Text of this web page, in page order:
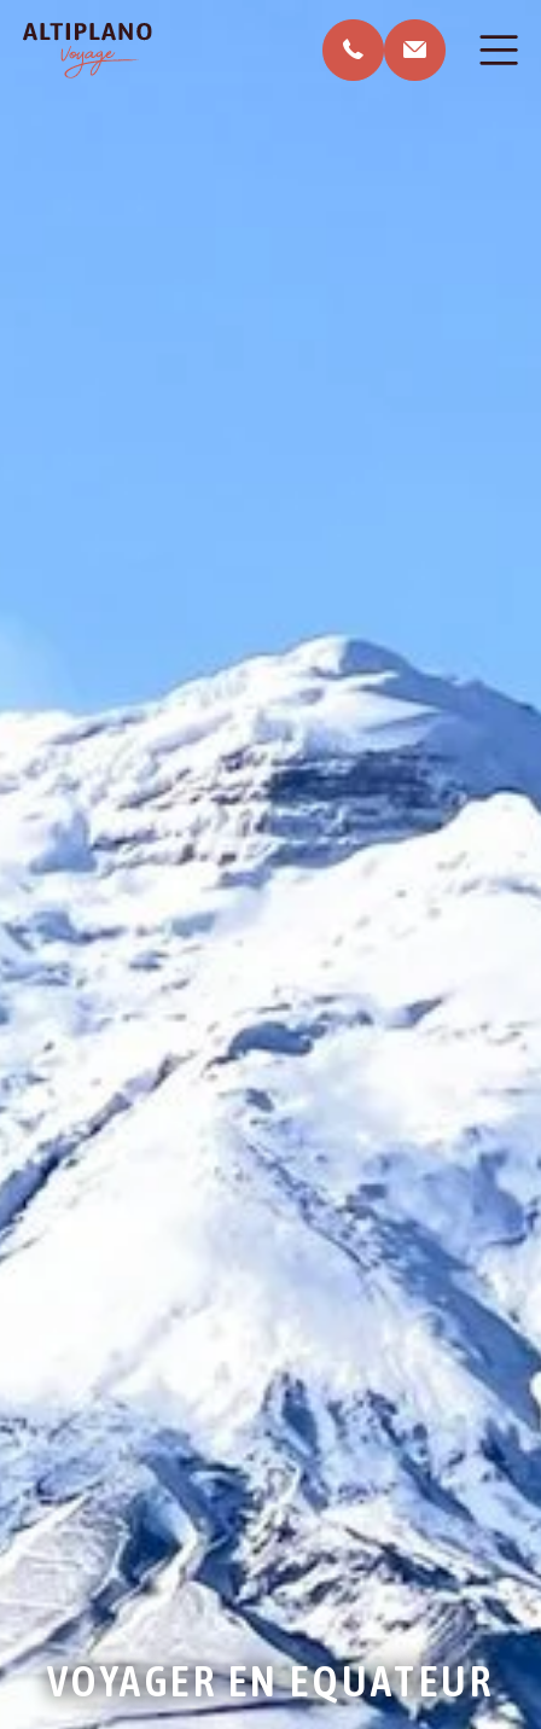
VOYAGER EN EQUATEUR